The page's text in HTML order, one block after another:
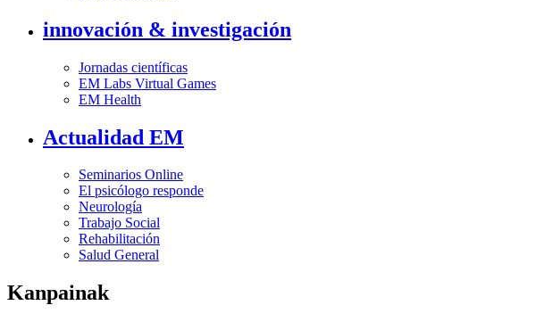
innovación & investigación
Jornadas científicas
EM Labs Virtual Games
EM Health
Actualidad EM
Seminarios Online
El psicólogo responde
Neurología
Trabajo Social
Rehabilitación
Salud General
Kanpainak